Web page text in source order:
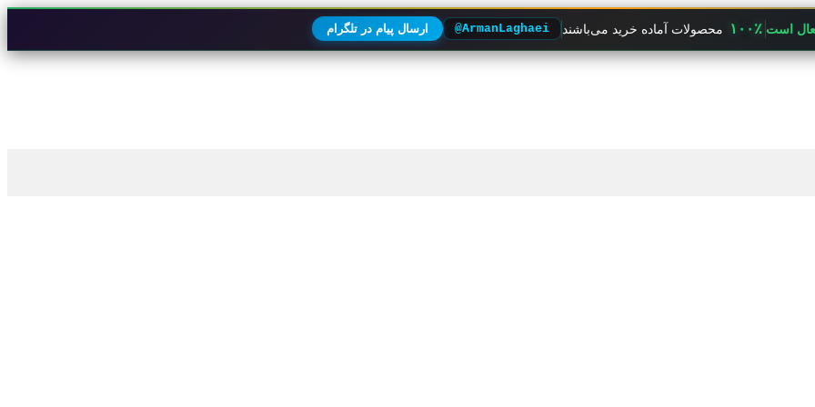
است ۱۰۰٪ محصولات آماده خرید می‌باشند @ArmanLaghaei ارسال پیام در تلگرام